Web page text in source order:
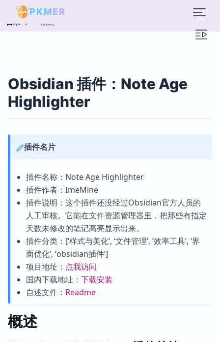
PKMER
目录 概述
Obsidian 插件：Note Age
Highlighter
插件名片
插件名称：Note Age Highlighter
插件作者：ImeMine
插件说明：这个插件还没经过Obsidian官方人员的
人工审核。它能在文件资源管理器里，把那些有指定
天数未修改的笔记高亮显示出来。
插件分类：[‘样式与美化’, ‘文件管理’, ‘效率工具’, ‘界
面优化’, ‘obsidian插件’]
项目地址： 点我访问
国内下载地址： 下载安装
自述文件： Readme
概述